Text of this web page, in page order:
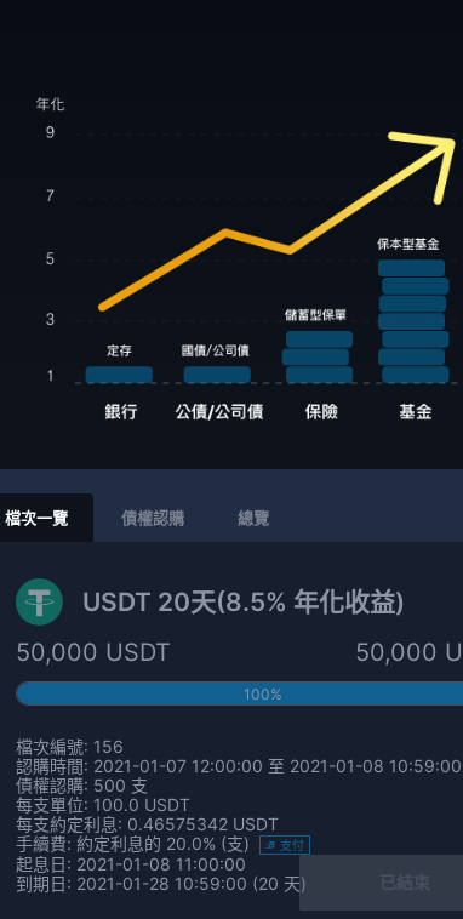
檔次一覽 債權認購 總覽
USDT 20天(8.5% 年化收益)
50,000 USDT 50,000
100%
檔次編號: 156
認購時間: 2021-01-07 12:00:00 至 2021-01-08 10:59:00
債權認購: 500 支
每支單位: 100.0 USDT
每支約定利息: 0.46575342 USDT
手續費: 約定利息的 20.0% (支)
支付
起息日: 2021-01-08 11:00:00
到期日: 2021-01-28 10:59:00 (20 天)